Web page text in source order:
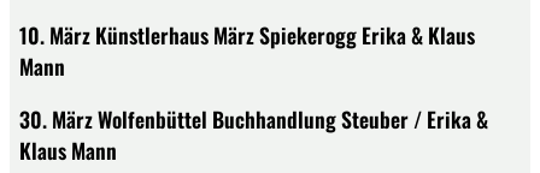
10. März Künstlerhaus März Spiekerogg Erika & Klaus
Mann
30. März Wolfenbüttel Buchhandlung Steuber / Erika &
Klaus Mann